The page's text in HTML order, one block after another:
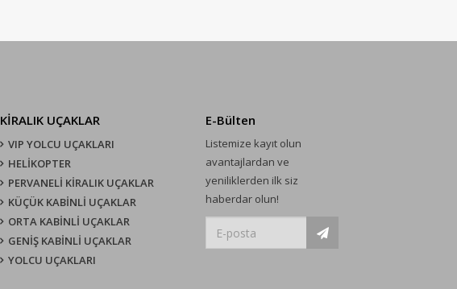
KIRALIK UÇAKLAR
VIP YOLCU UÇAKLARI
HELİKOPTER
PERVANELİ KİRALIK UÇAKLAR
KÜÇÜK KABİNLİ UÇAKLAR
ORTA KABİNLİ UÇAKLAR
GENİŞ KABİNLİ UÇAKLAR
YOLCU UÇAKLARI
E-Bülten
Listemize kayıt olun
avantajlardan ve
yeniliklerden ilk siz
haberdar olun!